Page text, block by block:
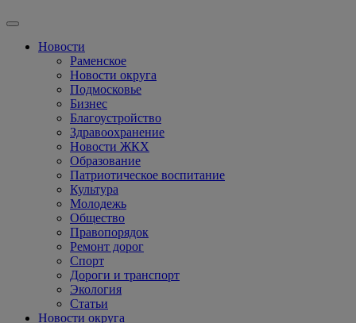
Новости
Раменское
Новости округа
Подмосковье
Бизнес
Благоустройство
Здравоохранение
Новости ЖКХ
Образование
Патриотическое воспитание
Культура
Молодежь
Общество
Правопорядок
Ремонт дорог
Спорт
Дороги и транспорт
Экология
Статьи
Новости округа